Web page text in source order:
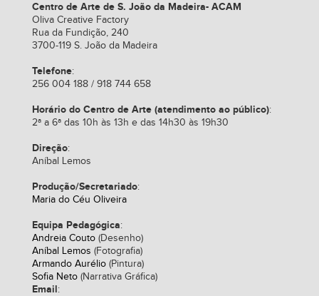
Centro de Arte de S. João da Madeira- ACAM
Oliva Creative Factory
Rua da Fundição, 240
3700-119 S. João da Madeira
Telefone:
256 004 188 / 918 744 658
Horário do Centro de Arte (atendimento ao público):
2ª a 6ª das 10h às 13h e das 14h30 às 19h30
Direção:
Aníbal Lemos
Produção/Secretariado:
Maria do Céu Oliveira
Equipa Pedagógica:
Andreia Couto (Desenho)
Aníbal Lemos (Fotografia)
Armando Aurélio (Pintura)
Sofia Neto (Narrativa Gráfica)
Email: